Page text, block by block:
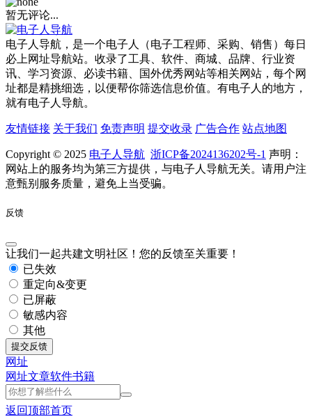
暂无评论...
电子人导航，是一个电子人（电子工程师、采购、销售）每日
必上网址导航站。收录了工具、软件、商城、品牌、行业资
讯、学习资源、必读书籍、国外优秀网站等相关网站，每个网
址都是精挑细选，以便帮你筛选信息价值。有电子人的地方，
就有电子人导航。
友情链接 关于我们 免责声明 提交收录 广告合作 站点地图
Copyright © 2025 电子人导航 浙ICP备2024136202号-1 声明：
网站上的服务均为第三方提供，与电子人导航无关。请用户注
意甄别服务质量，避免上当受骗。
反馈
让我们一起共建文明社区！您的反馈至关重要！
已失效
重定向&变更
已屏蔽
敏感内容
其他
提交反馈
网址
网址文章软件书籍
返回顶部首页